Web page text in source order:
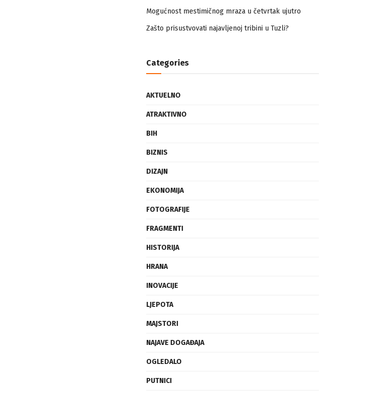
Mogućnost mestimičnog mraza u četvrtak ujutro
Zašto prisustvovati najavljenoj tribini u Tuzli?
Categories
AKTUELNO
ATRAKTIVNO
BIH
BIZNIS
DIZAJN
EKONOMIJA
FOTOGRAFIJE
FRAGMENTI
HISTORIJA
HRANA
INOVACIJE
LJEPOTA
MAJSTORI
NAJAVE DOGAĐAJA
OGLEDALO
PUTNICI